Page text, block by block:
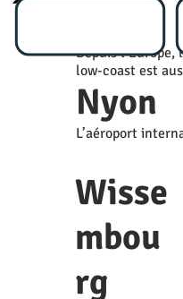
L’aéroport
Depuis
low-coast est
Nyon
Wisse
mbou
rg